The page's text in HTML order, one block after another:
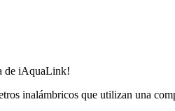
de iAquaLink!
inalámbricos que utilizan una